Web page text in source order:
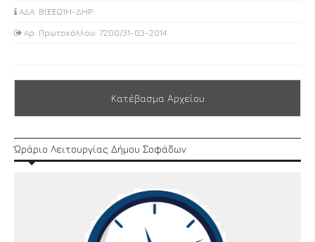
ΑΔΑ: ΒΙΞΞΩ1Μ-ΔΗΡ
Αρ. Πρωτοκόλλου: 7200/31-03-2014
Κατέβασμα Αρχείου
Ώράριο Λειτουργίας Δήμου Σοφάδων